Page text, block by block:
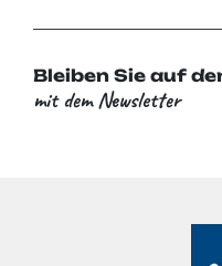
Bleiben Sie auf
mit dem Newsletter